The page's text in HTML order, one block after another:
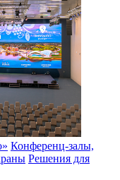
Конференц-залы,
Решения для